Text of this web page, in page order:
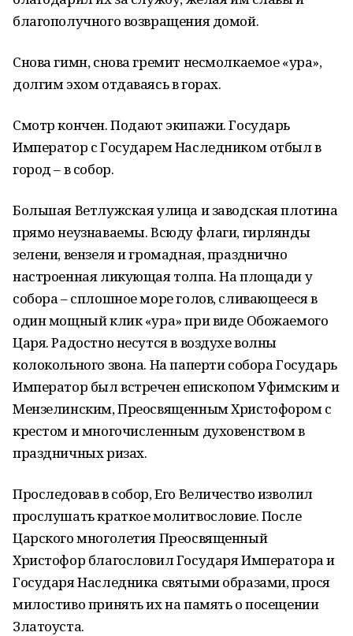
благополучного возвращения домой.
Снова гимн, снова гремит несмолкаемое «ура»,
долгим эхом отдаваясь в горах.
Смотр кончен. Подают экипажи. Государь
Император с Государем Наследником отбыл в
город – в собор.
Большая Ветлужская улица и заводская плотина
прямо неузнаваемы. Всюду флаги, гирлянды
зелени, вензеля и громадная, празднично
настроенная ликующая толпа. На площади у
собора – сплошное море голов, сливающееся в
один мощный клик «ура» при виде Обожаемого
Царя. Радостно несутся в воздухе волны
колокольного звона. На паперти собора Государь
Император был встречен епископом Уфимским и
Мензелинским, Преосвященным Христофором с
крестом и многочисленным духовенством в
праздничных ризах.
Проследовав в собор, Его Величество изволил
прослушать краткое молитвословие. После
Царского многолетия Преосвященный
Христофор благословил Государя Императора и
Государя Наследника святыми образами, прося
милостиво принять их на память о посещении
Златоуста.